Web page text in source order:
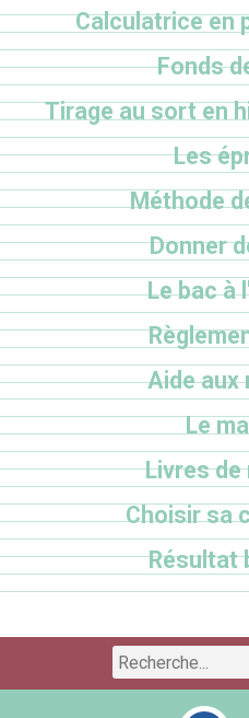
Calculatrice en
Fonds
Tirage au sort en
Les
Méthode
Donner
Le bac à
Aide aux
Le
Livres
Choisir sa
Résultat